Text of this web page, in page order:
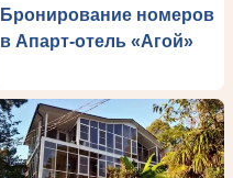
Бронирование номеров
в Апарт-отель «Агой»